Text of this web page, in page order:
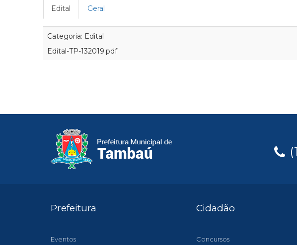
Edital Geral
Categoria: Edital
Edital-TP-132019.pdf
Prefeitura
Eventos
Cidadão
Concursos